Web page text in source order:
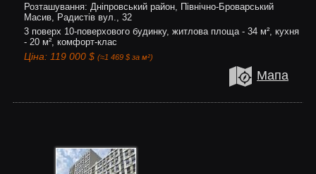
Розташування: Дніпровський район, Північно-Броварський
Масив, Радистів вул., 32
3 поверх 10-поверхового будинку, житлова площа - 34 м², кухня
- 20 м², комфорт-клас
Ціна: 119 000 $ (≈1 469 $ за м²)
Мапа